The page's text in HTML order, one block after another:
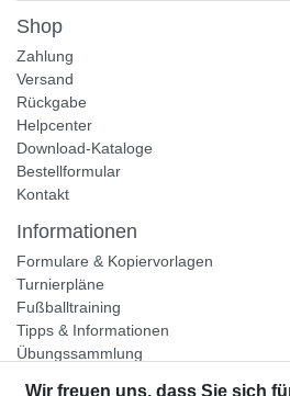
Shop
Zahlung
Versand
Rückgabe
Helpcenter
Download-Kataloge
Bestellformular
Kontakt
Informationen
Formulare & Kopiervorlagen
Turnierpläne
Fußballtraining
Tipps & Informationen
Übungssammlung
Unternehmen